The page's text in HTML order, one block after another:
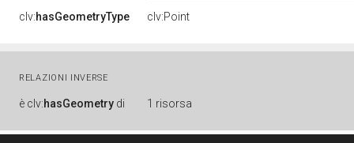
clv:hasGeometryType clv:Point
RELAZIONI INVERSE
è clv:hasGeometry di 1 risorsa